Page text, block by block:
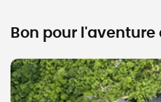
Bon pour l'aventure